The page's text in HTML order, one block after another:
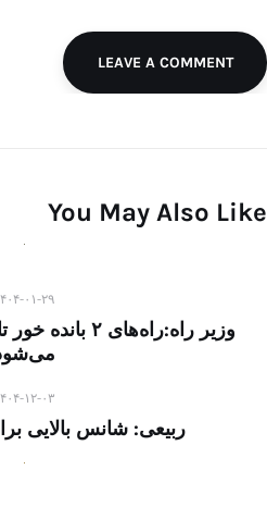
LEAVE A COMMENT
You May Also Like
۱۴۰۴-۰۱-
وزیر
۱۴۰۴-۱۲-
ربیعی: شانس بالایی